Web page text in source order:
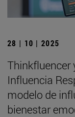
28 | 10 | 2025
Thinkfluencer
Influencia
modelo de
bienestar